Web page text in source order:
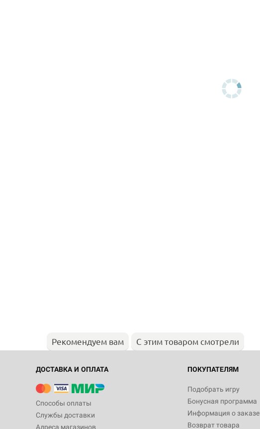
Рекомендуем вам С этим товаром смотрели
ДОСТАВКА И ОПЛАТА
Способы оплаты
Службы доставки
Адреса магазинов
ПОКУПАТЕЛЯМ
Подобрать игру
Бонусная программа
Информация о заказе
Возврат товара